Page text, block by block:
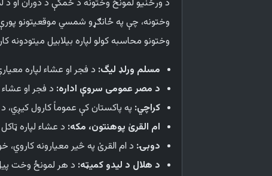
د ورځنیو لمونځ وختونه د ځمکې د دوران او
وختونه، چې په ځانګړو شمسي موقعیتونو
وختونو محاسبه کولو لپاره بیلابیل میتودونه
مسلم ورلډ لیگ: د فجر او عشاء لپاره
د مصر عمومی سروې ادارہ: د فجر او عشاء
کراچي: په پاکستان کې عموماً کارول کیږي،
ام القریٰ پوهنتون، مکه: د عشاء لپاره
دوبۍ: د ام القریٰ په څیر معیارونه کاروي،
د هلال د لیدو کمیټه: د هر لمونځ وخت